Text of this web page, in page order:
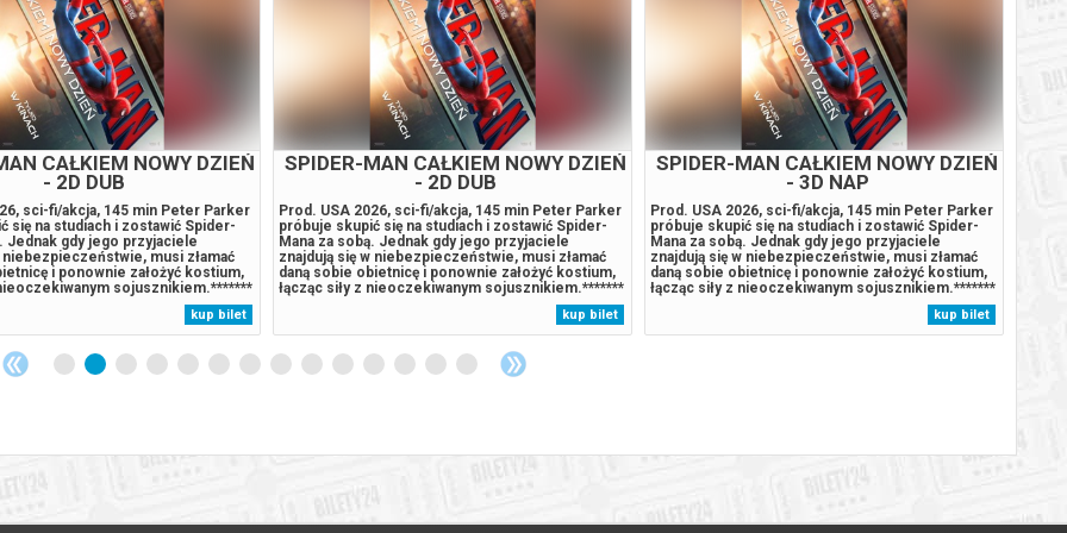
MAN - 2D NAP
horror, 106 min Sielankowe,
słońcu miasteczko pogrąża się w
tajemniczy sprzedawca lodów
dzieci słodkimi przysmakami o
skutkach. Niewinne uśmiechy
miejsca brutalnej furii, kiedy
się w bezlitosnych łowców
młodych bohaterów, którym
uniknąć klątwy, podejmuje...
kup bilet
KUROZAJĄC I ŚWIĄTYNIA
ŚWISTAKA - 2D DUB
Prod. Belgia/Francja 2026, animacja, 90 min Jest to
animowana komedia przygodowa o wyjątkowym
bohaterze – pół kurczaku, pół zającu. Wyrusza on
w niebezpieczną podróż, by uratować swój
gatunek, odnaleźć siostrę i dotrzeć do legendarnej
świątyni. Wyprawa pełna jest humoru, przyjaźni i
akcji w stylu Indiany Jonesa.******* Bezpieczne
zakupy w Bilety24. W przypadku odwołania
wydarzenia, gwarantujemy automatyczny...
kup bilet
SPIDER-MAN CAŁKIEM NOWY DZIEŃ
- 2D DUB
Prod. USA 2026, sci-fi/akcja, 145 min Peter Parker
próbuje skupić się na studiach i zostawić Spider-
Mana za sobą. Jednak gdy jego przyjaciele
znajdują się w niebezpieczeństwie, musi złamać
daną sobie obietnicę i ponownie założyć kostium,
łącząc siły z nieoczekiwanym sojusznikiem.*******
Bezpieczne zakupy w Bilety24. W przypadku
odwołania wydarzenia, gwarantujemy automatyczny
zwrot środków potwierdzony...
kup bilet